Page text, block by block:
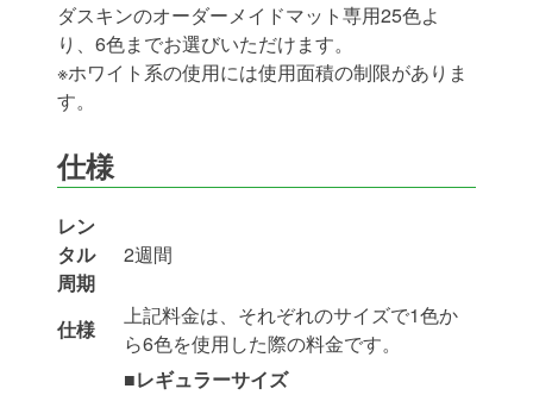
ダスキンのオーダーメイドマット専用25色よ
り、6色までお選びいただけます。
※ホワイト系の使用には使用面積の制限がありま
す。
仕様
レン
タル
周期
2週間
仕様
上記料金は、それぞれのサイズで1色か
ら6色を使用した際の料金です。
■レギュラーサイズ